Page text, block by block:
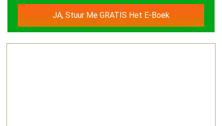
JA, Stuur Me GRATIS Het E-Boek